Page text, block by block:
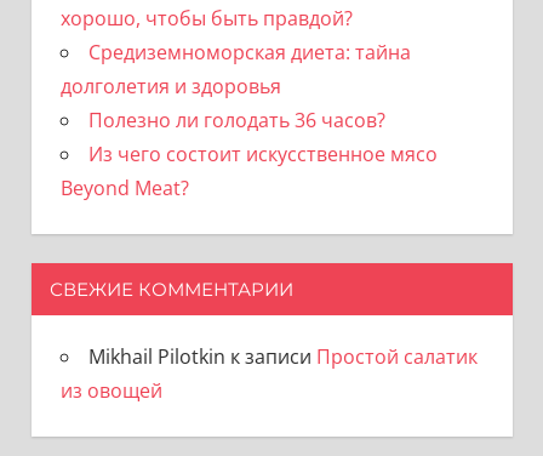
хорошо, чтобы быть правдой?
Средиземноморская диета: тайна
долголетия и здоровья
Полезно ли голодать 36 часов?
Из чего состоит искусственное мясо
Beyond Meat?
СВЕЖИЕ КОММЕНТАРИИ
Mikhail Pilotkin к записи Простой салатик
из овощей